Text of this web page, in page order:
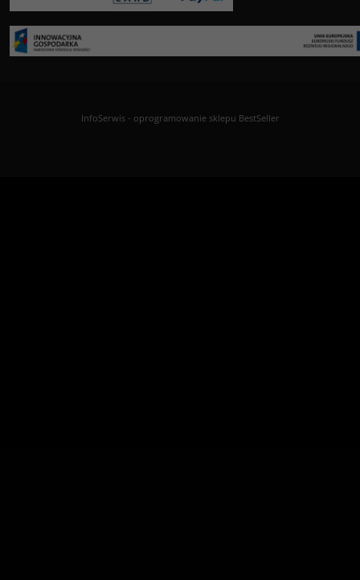
InfoSerwis- oprogramowanie sklepu BestSeller